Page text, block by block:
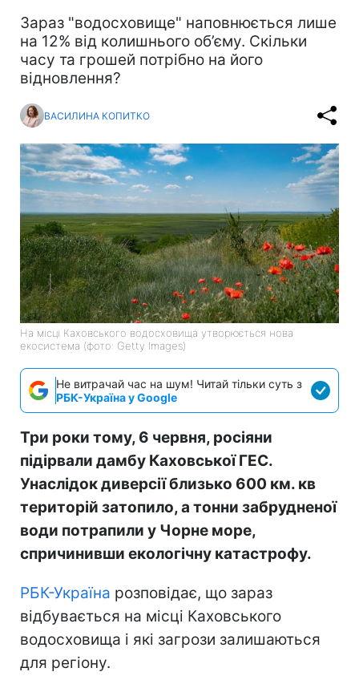
Зараз "водосховище" наповнюється лише
на 12% від колишнього об’єму. Скільки
часу та грошей потрібно на його
відновлення?
ВАСИЛИНА КОПИТКО
На місці Каховського водосховища утворюється нова
екосистема (фото: Getty Images)
Не витрачай час на шум! Читай тільки суть з
РБК-Україна у Google
Три роки тому, 6 червня, росіяни
підірвали дамбу Каховської ГЕС.
Унаслідок диверсії близько 600 км. кв
територій затопило, а тонни забрудненої
води потрапили у Чорне море,
спричинивши екологічну катастрофу.
РБК-Україна розповідає, що зараз
відбувається на місці Каховського
водосховища і які загрози залишаються
для регіону.